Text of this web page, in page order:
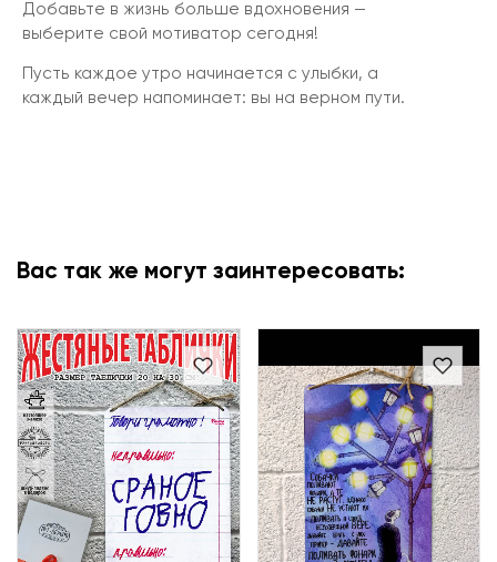
Добавьте в жизнь больше вдохновения —
выберите свой мотиватор сегодня!
Пусть каждое утро начинается с улыбки, а
каждый вечер напоминает: вы на верном пути.
Вас так же могут заинтересовать: